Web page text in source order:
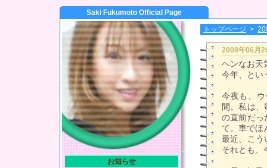
Saki Fukumoto Official Page
トップページ >
2008年06月
ヘンなお天
今年、とい
今夜も、
間。私は
の直前だっ
て。車でほ
最近、こう
それとも、
お知らせ